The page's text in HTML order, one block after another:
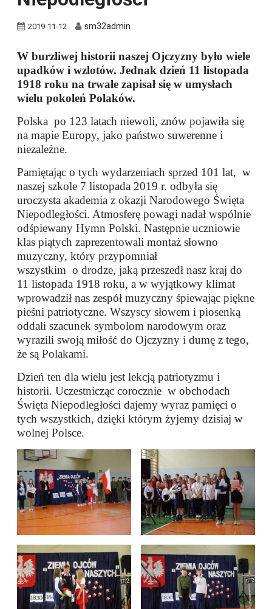
2019-11-12 sm32admin
W burzliwej historii naszej Ojczyzny było wiele
upadków i wzlotów. Jednak dzień 11 listopada
1918 roku na trwałe zapisał się w umysłach
wielu pokoleń Polaków.
Polska po 123 latach niewoli, znów pojawiła się
na mapie Europy, jako państwo suwerenne i
niezależne.
Pamiętając o tych wydarzeniach sprzed 101 lat, w
naszej szkole 7 listopada 2019 r. odbyła się
uroczysta akademia z okazji Narodowego Święta
Niepodległości. Atmosferę powagi nadał wspólnie
odśpiewany Hymn Polski. Następnie uczniowie
klas piątych zaprezentowali montaż słowno
muzyczny, który przypomniał
wszystkim o drodze, jaką przeszedł nasz kraj do
11 listopada 1918 roku, a w wyjątkowy klimat
wprowadził nas zespół muzyczny śpiewając piękne
pieśni patriotyczne. Wszyscy słowem i piosenką
oddali szacunek symbolom narodowym oraz
wyrazili swoją miłość do Ojczyzny i dumę z tego,
że są Polakami.
Dzień ten dla wielu jest lekcją patriotyzmu i
historii. Uczestnicząc corocznie w obchodach
Święta Niepodległości dajemy wyraz pamięci o
tych wszystkich, dzięki którym żyjemy dzisiaj w
wolnej Polsce.